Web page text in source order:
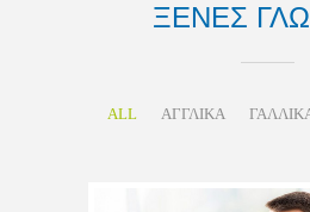
ΞΕΝΕΣ
ALL ΑΓΓΛΙΚΑ